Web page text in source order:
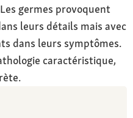
germes provoquent
leurs détails mais avec
dans leurs symptômes.
caractéristique,